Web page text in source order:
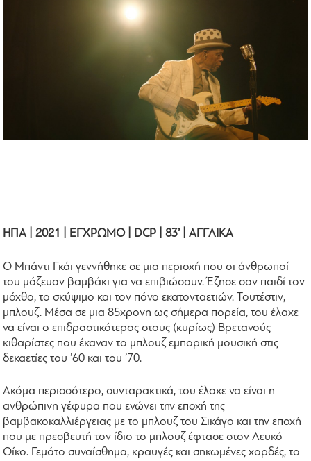
ΗΠΑ | 2021 | ΕΓΧΡΩΜΟ | DCP | 83’ | ΑΓΓΛΙΚΑ
Ο Μπάντι Γκάι γεννήθηκε σε μια περιοχή που οι άνθρωποί
του μάζευαν βαμβάκι για να επιβιώσουν. Έζησε σαν παιδί τον
μόχθο, το σκύψιμο και τον πόνο εκατονταετιών. Τουτέστιν,
μπλουζ. Μέσα σε μια 85χρονη ως σήμερα πορεία, του έλαχε
να είναι ο επιδραστικότερος στους (κυρίως) Βρετανούς
κιθαρίστες που έκαναν το μπλουζ εμπορική μουσική στις
δεκαετίες του ’60 και του ’70.
Ακόμα περισσότερο, συνταρακτικά, του έλαχε να είναι η
ανθρώπινη γέφυρα που ενώνει την εποχή της
βαμβακοκαλλιέργειας με το μπλουζ του Σικάγο και την εποχή
που με πρεσβευτή τον ίδιο το μπλουζ έφτασε στον Λευκό
Οίκο. Γεμάτο συναίσθημα, κραυγές και σηκωμένες χορδές, το